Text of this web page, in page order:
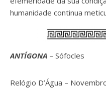
humanidade continua
ANTÍGONA – Sófocles
Relógio D’Água –